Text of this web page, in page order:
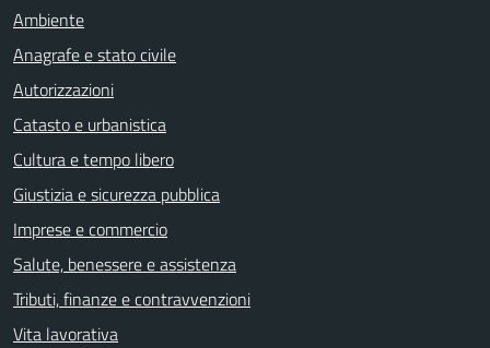
Ambiente
Anagrafe e stato civile
Autorizzazioni
Catasto e urbanistica
Cultura e tempo libero
Giustizia e sicurezza pubblica
Imprese e commercio
Salute, benessere e assistenza
Tributi, finanze e contravvenzioni
Vita lavorativa